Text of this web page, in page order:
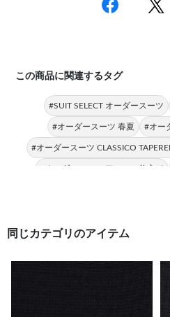
この商品に関連するタグ
#SUIT SELECT オーダースーツ
#オーダースーツ 春夏 #オー
#オーダースーツ CLASSICO
#オーダースーツ アンコン仕立て
同じカテゴリのアイテム